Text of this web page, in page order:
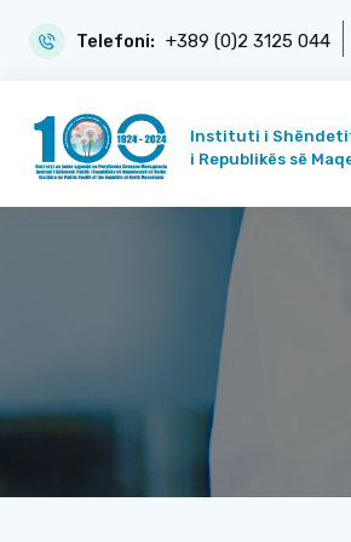
Telefoni: +389 (0)2 3125 044
Instituti i
i Republikës së